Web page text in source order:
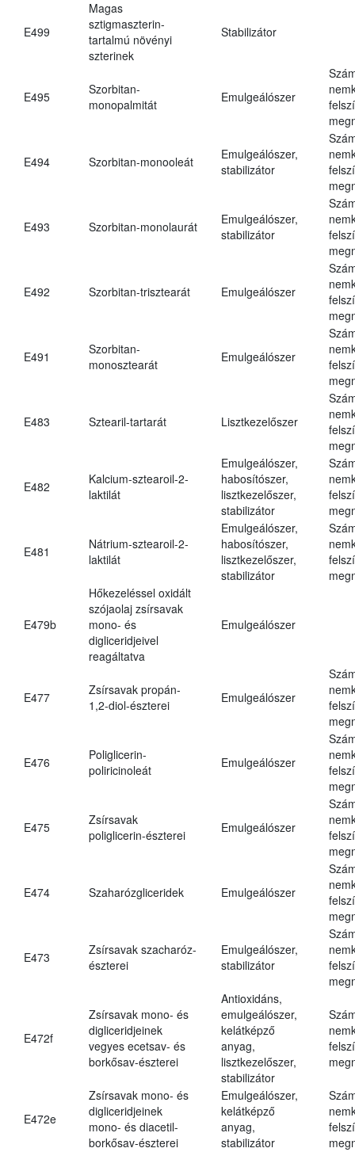
E499
Magas
sztigmaszterin-
tartalmú növényi
szterinek
Stabilizátor
E495
Szorbitan-
monopalmitát
Emulgeálószer
E494 Szorbitan-monooleát
Emulgeálószer,
stabilizátor
E493 Szorbitan-monolaurát
Emulgeálószer,
stabilizátor
E492 Szorbitan-trisztearát Emulgeálószer
E491
Szorbitan-
monosztearát
Emulgeálószer
E483 Sztearil-tartarát Lisztkezelőszer
E482
Kalcium-sztearoil-2-
laktilát
Emulgeálószer,
habosítószer,
lisztkezelőszer,
stabilizátor
E481
Nátrium-sztearoil-2-
laktilát
Emulgeálószer,
habosítószer,
lisztkezelőszer,
stabilizátor
E479b
Hőkezeléssel oxidált
szójaolaj zsírsavak
mono- és
digliceridjeivel
reagáltatva
Emulgeálószer
E477
Zsírsavak propán-
1,2-diol-észterei
Emulgeálószer
E476
Poliglicerin-
poliricinoleát
Emulgeálószer
E475
Zsírsavak
poliglicerin-észterei
Emulgeálószer
E474 Szaharózgliceridek Emulgeálószer
E473
Zsírsavak szacharóz-
észterei
Emulgeálószer,
stabilizátor
E472f
Zsírsavak mono- és
digliceridjeinek
vegyes ecetsav- és
borkősav-észterei
Antioxidáns,
emulgeálószer,
kelátképző
anyag,
lisztkezelőszer,
stabilizátor
E472e
Zsírsavak mono- és
digliceridjeinek
mono- és diacetil-
borkősav-észterei
Emulgeálószer,
kelátképző
anyag,
stabilizátor